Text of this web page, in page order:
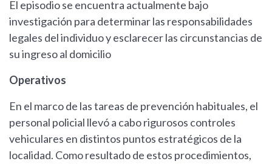
El episodio se encuentra actualmente bajo
investigación para determinar las responsabilidades
legales del individuo y esclarecer las circunstancias de
su ingreso al domicilio
Operativos
En el marco de las tareas de prevención habituales, el
personal policial llevó a cabo rigurosos controles
vehiculares en distintos puntos estratégicos de la
localidad. Como resultado de estos procedimientos,